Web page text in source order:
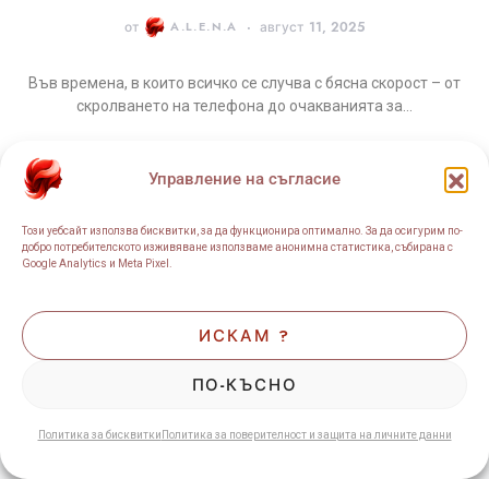
Управление на съгласие
Този уебсайт използва бисквитки, за да функционира оптимално. За да осигурим по-
добро потребителското изживяване използваме анонимна статистика, събирана с
Google Analytics и Meta Pixel.
ИСКАМ ?
ПО-КЪСНО
Политика за бисквитки Политика за поверителност и защита на личните данни
от A.L.E.N.A август 11, 2025
Във времена, в които всичко се случва с бясна скорост – от
скролването на телефона до очакванията за…